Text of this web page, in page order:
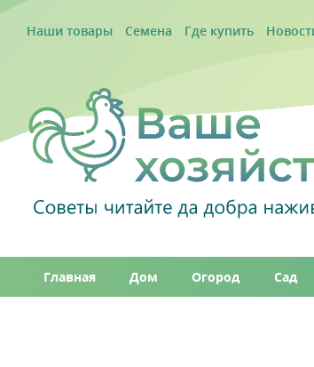
Наши товары Семена Где купить
Главная Дом Огород Сад